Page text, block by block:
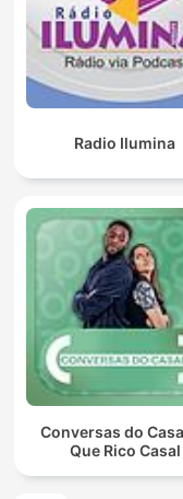
Radio Ilumina
Conversas do
Que Rico Casal